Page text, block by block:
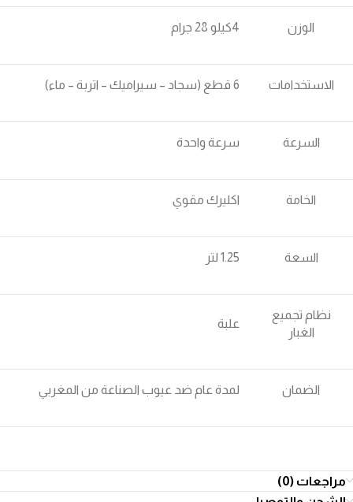
الوزن 4كيلو 28 جرام
الاستخدامات 6 قطع (سجاد – سيراميك – اتربة – ماء)
السرعة سرعة واحدة
الخامة اكليرك مقوي
السعة 1.25 لتر
نظام تجميع
الغبار
علبة
الضمان لمدة عام ضد عيوب الصناعة من المغربي
مراجعات (0)